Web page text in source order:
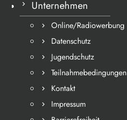
Unternehmen
Online/Radiowerbung
Datenschutz
Jugendschutz
Teilnahmebedingungen
Kontakt
Impressum